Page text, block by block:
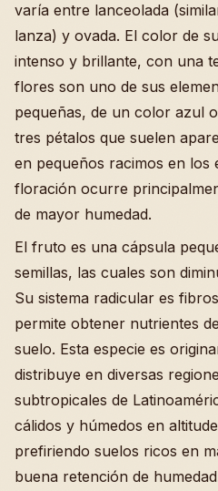
varía entre lanceolada
lanza) y ovada. El color de
intenso y brillante, con una
flores son uno de sus
pequeñas, de un color azul
tres pétalos que suelen
en pequeños racimos en los
floración ocurre
de mayor humedad.
El fruto es una cápsula
semillas, las cuales son
Su sistema radicular es
permite obtener nutrientes
suelo. Esta especie es
distribuye en diversas
subtropicales de
cálidos y húmedos en
prefiriendo suelos ricos en
buena retención de